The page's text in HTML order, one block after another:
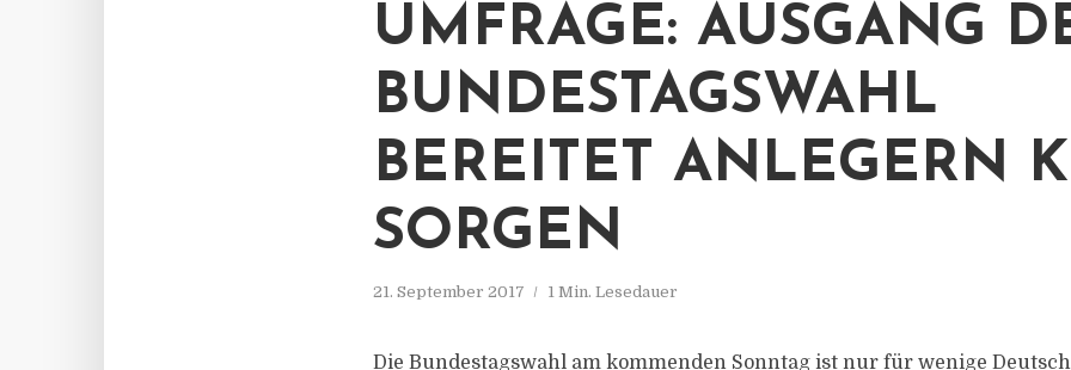
UMFRAGE: AUSGANG
BUNDESTAGSWAHL
BEREITET ANLEGERN
SORGEN
21. September 2017 1 Min. Lesedauer
Die Bundestagswahl am kommenden Sonntag ist nur für wenige